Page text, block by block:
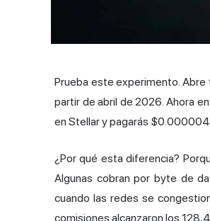
Prueba este experimento.
partir de abril de 2026. Ahora
en Stellar y pagarás
¿Por qué esta diferencia?
Algunas cobran por byte de
cuando las redes se
comisiones alcanzaron los